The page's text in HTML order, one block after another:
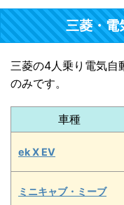
三菱・電
三菱の4人乗り電気自
のみです。
車種
ek X EV
ミニキャブ・ミーブ